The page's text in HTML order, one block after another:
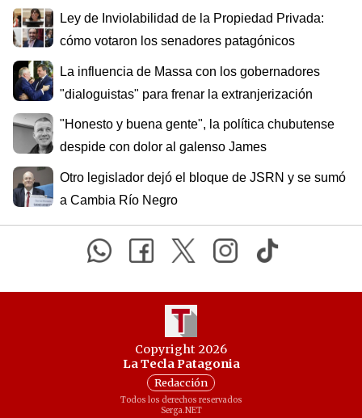
Ley de Inviolabilidad de la Propiedad Privada:
cómo votaron los senadores patagónicos
La influencia de Massa con los gobernadores
"dialoguistas" para frenar la extranjerización
"Honesto y buena gente", la política chubutense
despide con dolor al galenso James
Otro legislador dejó el bloque de JSRN y se sumó
a Cambia Río Negro
Copyright 2026
La Tecla Patagonia
Redacción
Todos los derechos reservados
Serga.NET